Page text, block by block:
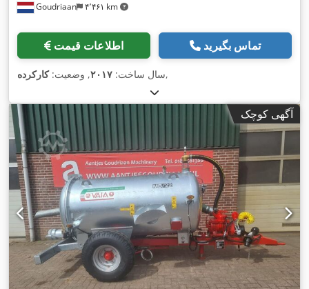
Goudriaan ۴٬۴۶۱ km
اطلاعات قیمت تماس بگیرید
سال ساخت: ۲۰۱۷, وضعیت:کارکرده ,
آگهی کوچک